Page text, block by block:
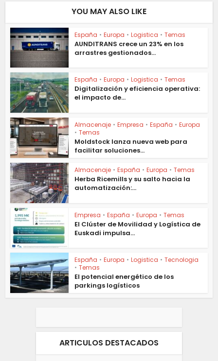
YOU MAY ALSO LIKE
España • Europa • Logistica • Temas
AUNDITRANS crece un 23% en los
arrastres gestionados...
España • Europa • Logistica • Temas
Digitalización y eficiencia operativa:
el impacto de...
Almacenaje • Empresa • España • Europa
• Temas
Moldstock lanza nueva web para
facilitar soluciones...
Almacenaje • España • Europa • Temas
Herba Ricemills y su salto hacia la
automatización:...
Empresa • España • Europa • Temas
El Clúster de Movilidad y Logística de
Euskadi impulsa...
España • Europa • Logistica • Tecnologia
• Temas
El potencial energético de los
parkings logísticos
ARTICULOS DESTACADOS